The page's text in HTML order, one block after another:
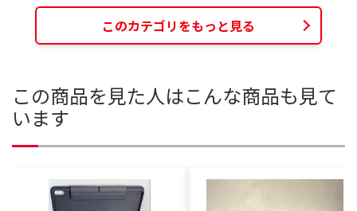
このカテゴリをもっと見る
この商品を見た人はこんな商品も見て
います